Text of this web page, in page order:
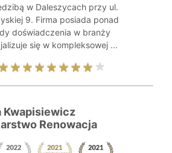
w Daleszycach przy ul.
9. Firma posiada ponad
doświadczenia w branży
się w kompleksowej ...
Kwapisiewicz
Renowacja